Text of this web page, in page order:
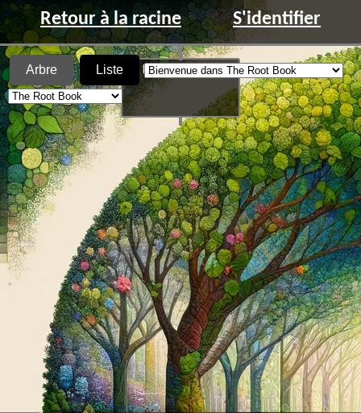
Retour à la racine S'identifier
Arbre Liste La fourmilière